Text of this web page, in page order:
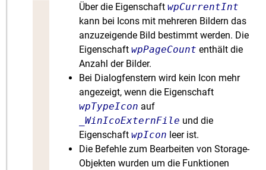
Über die EigenschaftwpCurrentInt
kann bei Icons mit mehreren Bildern das
anzuzeigende Bild bestimmt werden. Die
EigenschaftwpPageCount enthält die
Anzahl der Bilder.
Bei Dialogfenstern wird kein Icon mehr
angezeigt, wenn die Eigenschaft
wpTypeIcon auf
_WinIcoExternFile und die
EigenschaftwpIcon leer ist.
Die Befehle zum Bearbeiten von Storage-
Objekten wurden um die Funktionen